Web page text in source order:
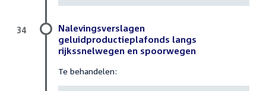
Nalevingsverslagen
geluidproductieplafonds langs
rijkssnelwegen en spoorwegen
Te behandelen:
34